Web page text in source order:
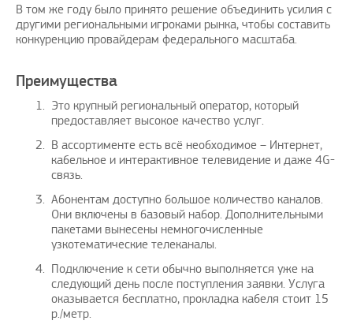
В том же году было принято решение объединить усилия с
другими региональными игроками рынка, чтобы составить
конкуренцию провайдерам федерального масштаба.
Преимущества
Это крупный региональный оператор, который
предоставляет высокое качество услуг.
В ассортименте есть всё необходимое – Интернет,
кабельное и интерактивное телевидение и даже 4G-
связь.
Абонентам доступно большое количество каналов.
Они включены в базовый набор. Дополнительными
пакетами вынесены немногочисленные
узкотематические телеканалы.
Подключение к сети обычно выполняется уже на
следующий день после поступления заявки. Услуга
оказывается бесплатно, прокладка кабеля стоит 15
р./метр.